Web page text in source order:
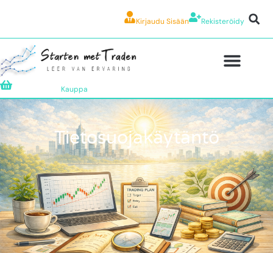
Kirjaudu Sisään Rekisteröidy
Kauppa
Tietosuojakäytäntö